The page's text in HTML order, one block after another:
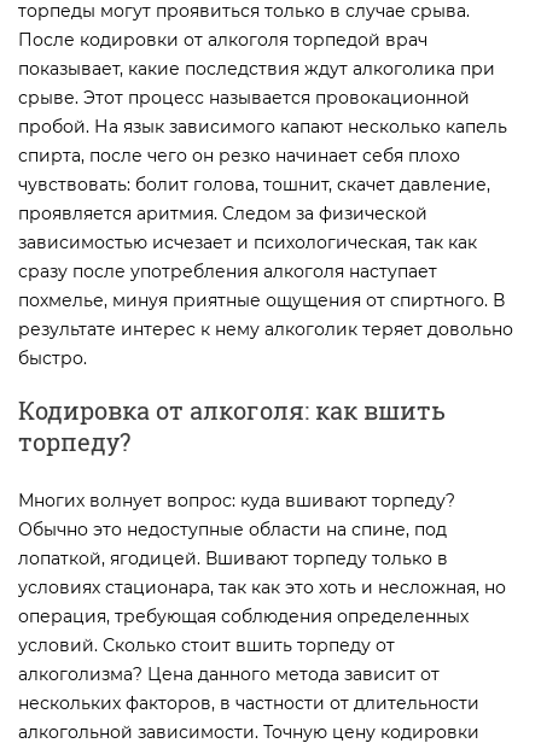
торпеды могут проявиться только в случае срыва.
После кодировки от алкоголя торпедой врач
показывает, какие последствия ждут алкоголика при
срыве. Этот процесс называется провокационной
пробой. На язык зависимого капают несколько капель
спирта, после чего он резко начинает себя плохо
чувствовать: болит голова, тошнит, скачет давление,
проявляется аритмия. Следом за физической
зависимостью исчезает и психологическая, так как
сразу после употребления алкоголя наступает
похмелье, минуя приятные ощущения от спиртного. В
результате интерес к нему алкоголик теряет довольно
быстро.
Кодировка от алкоголя: как вшить
торпеду?
Многих волнует вопрос: куда вшивают торпеду?
Обычно это недоступные области на спине, под
лопаткой, ягодицей. Вшивают торпеду только в
условиях стационара, так как это хоть и несложная, но
операция, требующая соблюдения определенных
условий. Сколько стоит вшить торпеду от
алкоголизма? Цена данного метода зависит от
нескольких факторов, в частности от длительности
алкогольной зависимости. Точную цену кодировки